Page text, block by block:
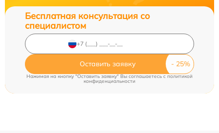
Бесплатная консультация со
специалистом
Оставить заявку
Нажимая на кнопку "Оставить заявку" Вы соглашаетесь cполитикой
конфиденциальности